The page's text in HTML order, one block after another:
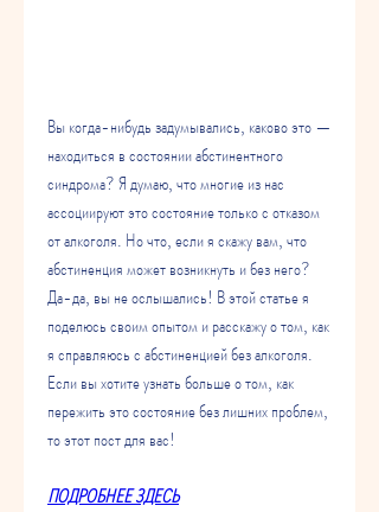
Вы когда-нибудь задумывались, каково это —
находиться в состоянии абстинентного
синдрома? Я думаю, что многие из нас
ассоциируют это состояние только с отказом
от алкоголя. Но что, если я скажу вам, что
абстиненция может возникнуть и без него?
Да-да, вы не ослышались! В этой статье я
поделюсь своим опытом и расскажу о том, как
я справляюсь с абстиненцией без алкоголя.
Если вы хотите узнать больше о том, как
пережить это состояние без лишних проблем,
то этот пост для вас!
ПОДРОБНЕЕ ЗДЕСЬ